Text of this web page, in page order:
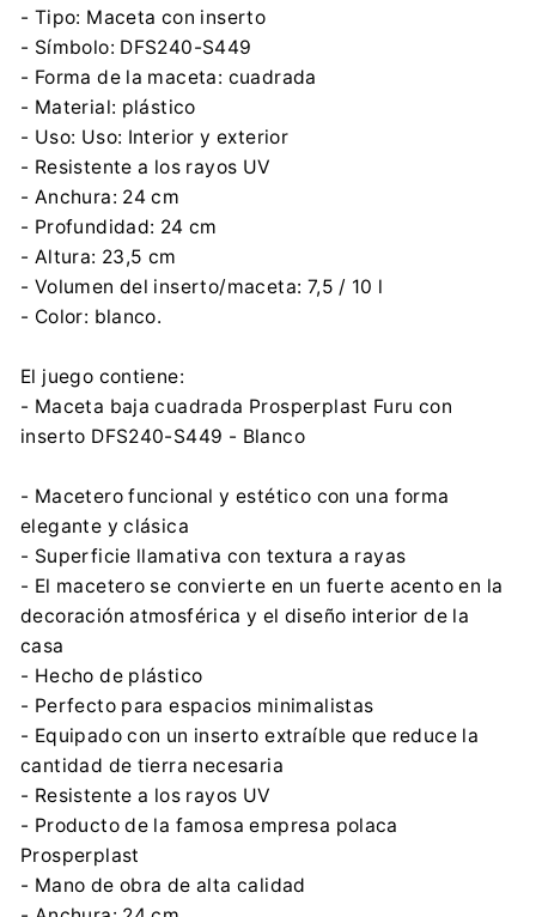
- Tipo: Maceta con inserto
- Símbolo: DFS240-S449
- Forma de la maceta: cuadrada
- Material: plástico
- Uso: Uso: Interior y exterior
- Resistente a los rayos UV
- Anchura: 24 cm
- Profundidad: 24 cm
- Altura: 23,5 cm
- Volumen del inserto/maceta: 7,5 / 10 l
- Color: blanco.
El juego contiene:
- Maceta baja cuadrada Prosperplast Furu con
inserto DFS240-S449 - Blanco
- Macetero funcional y estético con una forma
elegante y clásica
- Superficie llamativa con textura a rayas
- El macetero se convierte en un fuerte acento en la
decoración atmosférica y el diseño interior de la
casa
- Hecho de plástico
- Perfecto para espacios minimalistas
- Equipado con un inserto extraíble que reduce la
cantidad de tierra necesaria
- Resistente a los rayos UV
- Producto de la famosa empresa polaca
Prosperplast
- Mano de obra de alta calidad